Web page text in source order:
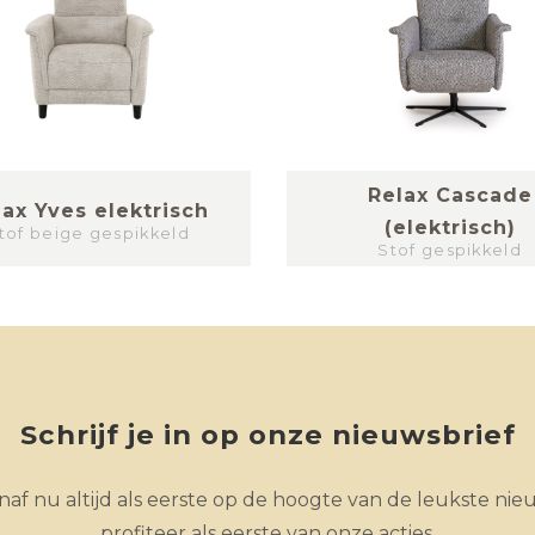
Yves elektrisch
beige gespikkeld
Relax Cascade
(elektrisch)
Stof gespikkeld
Schrijf je in op onze nieuwsbrief
nu altijd als eerste op de hoogte van de leukste